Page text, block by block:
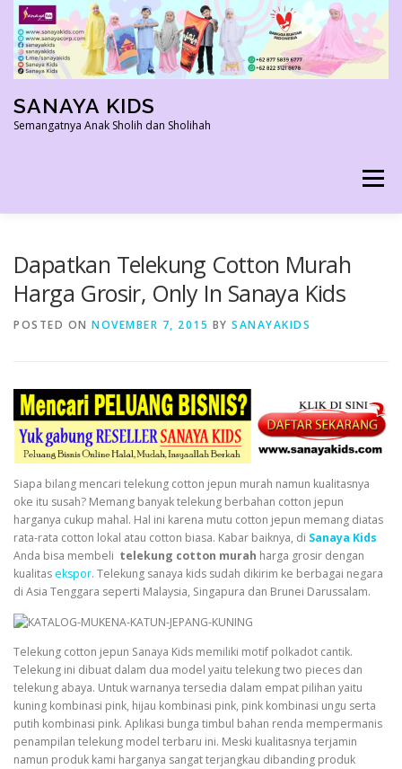
Skip
content
SANAYA KIDS
Semangatnya Anak Sholih dan Sholihah
Menu
Dapatkan Telekung Cotton Murah
Harga Grosir, Only In Sanaya Kids
POSTED ON NOVEMBER 7, 2015 BY SANAYAKIDS
Siapa bilang mencari telekung cotton jepun murah namun kualitasnya
oke itu susah? Memang banyak telekung berbahan cotton jepun
harganya cukup mahal. Hal ini karena mutu cotton jepun memang diatas
rata-rata cotton lokal atau cotton biasa. Kabar baiknya, di Sanaya Kids
Anda bisa membeli telekung cotton murah harga grosir dengan
kualitas ekspor. Telekung sanaya kids sudah dikirim ke berbagai negara
di Asia Tenggara seperti Malaysia, Singapura dan Brunei Darussalam.
Telekung cotton jepun Sanaya Kids memiliki motif polkadot cantik.
Telekung ini dibuat dalam dua model yaitu telekung two pieces dan
telekung abaya. Untuk warnanya tersedia dalam empat pilihan yaitu
kuning kombinasi pink, hijau kombinasi pink, pink kombinasi ungu serta
putih kombinasi pink. Aplikasi bunga timbul bahan renda mempermanis
penampilan telekung model terbaru ini. Meski kualitasnya terjamin
namun produk kami harganya sangat terjangkau dibanding produk